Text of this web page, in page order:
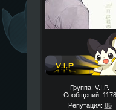
Группа: V.I.P.
Сообщений: 1178
Репутация: 85